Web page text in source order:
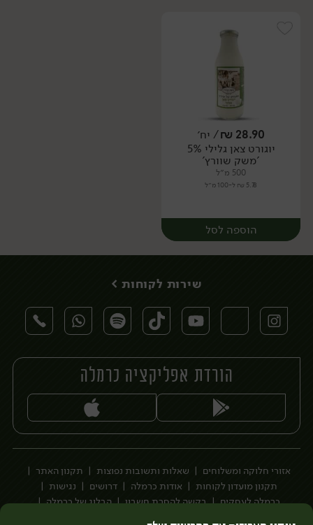
יח׳
28.90
₪/ יח׳
יוגורט צאן גלילי 5%
'משק שוורץ'
500 מ״ל
5.78 ₪ ל-100 מ״ל
הוספה לסל
יח׳
שירות לקוחות >
הורדת אפליקציה כרמלה
אזורי חלוקה ומשלוחים שאלות ותשובות נפוצות
תקנון האתר
תקנון מועדון לקוחות
אודות כרמלה דרושים
נגישות
כרמלה לעסקים
בקשה להסרת חשבון
הבלוג של כרמלה